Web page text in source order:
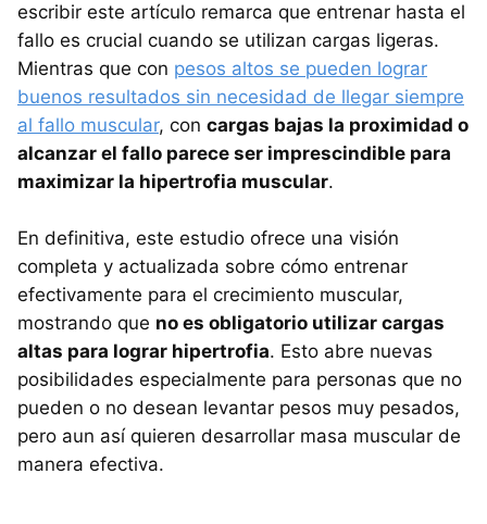
escribir este artículo remarca que entrenar hasta el
fallo es crucial cuando se utilizan cargas ligeras.
Mientras que con pesos altos se pueden lograr
buenos resultados sin necesidad de llegar siempre
al fallo muscular, con cargas bajas la proximidad o
alcanzar el fallo parece ser imprescindible para
maximizar la hipertrofia muscular.
En definitiva, este estudio ofrece una visión
completa y actualizada sobre cómo entrenar
efectivamente para el crecimiento muscular,
mostrando que no es obligatorio utilizar cargas
altas para lograr hipertrofia. Esto abre nuevas
posibilidades especialmente para personas que no
pueden o no desean levantar pesos muy pesados,
pero aun así quieren desarrollar masa muscular de
manera efectiva.